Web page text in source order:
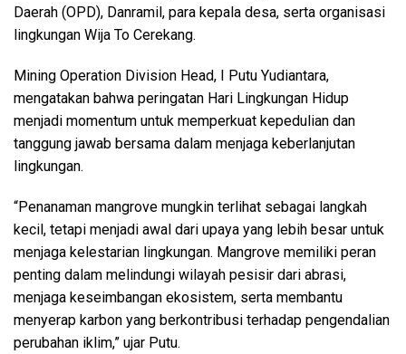
Daerah (OPD), Danramil, para kepala desa, serta organisasi
lingkungan Wija To Cerekang.
Mining Operation Division Head, I Putu Yudiantara,
mengatakan bahwa peringatan Hari Lingkungan Hidup
menjadi momentum untuk memperkuat kepedulian dan
tanggung jawab bersama dalam menjaga keberlanjutan
lingkungan.
“Penanaman mangrove mungkin terlihat sebagai langkah
kecil, tetapi menjadi awal dari upaya yang lebih besar untuk
menjaga kelestarian lingkungan. Mangrove memiliki peran
penting dalam melindungi wilayah pesisir dari abrasi,
menjaga keseimbangan ekosistem, serta membantu
menyerap karbon yang berkontribusi terhadap pengendalian
perubahan iklim,” ujar Putu.